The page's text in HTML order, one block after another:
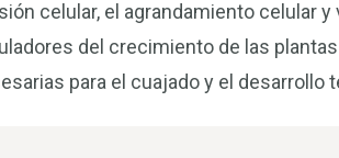
celular, el agrandamiento celular
del crecimiento de las
para el cuajado y el desarrollo